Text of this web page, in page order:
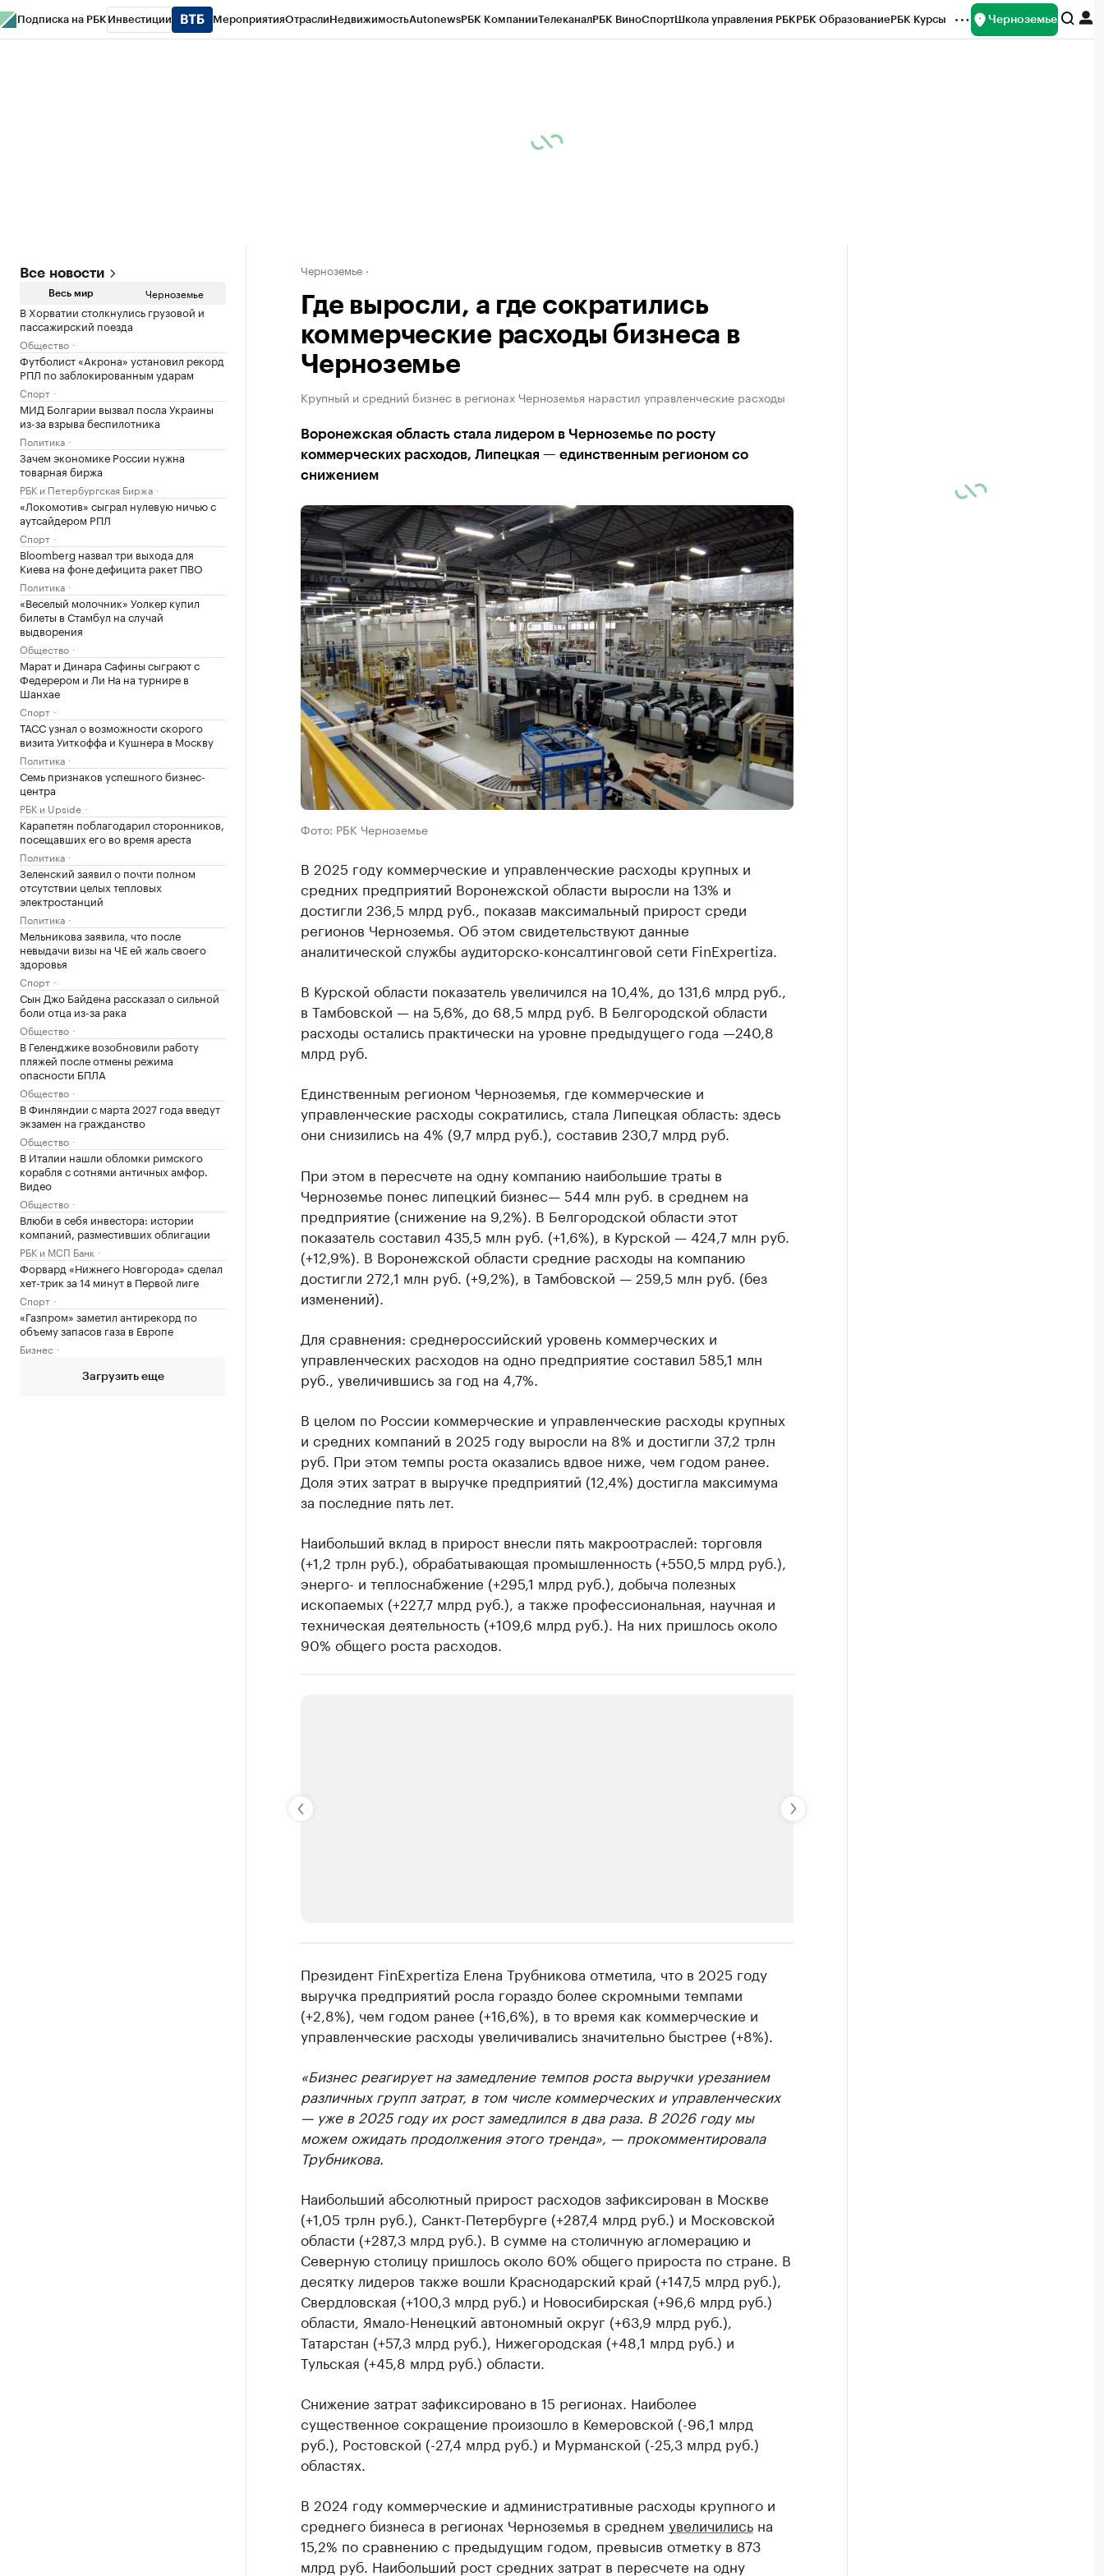
Подписка на РБК Инвестиции МероприятияОтраслиНедвижимостьAutonewsРБК КомпанииТелеканалРБК ВиноСпортШкола управления РБКРБК ОбразованиеРБК Курсы Черноземье
Все новости
Весь мир Черноземье
В Хорватии столкнулись грузовой и
пассажирский поезда
Общество
Футболист «Акрона» установил рекорд
РПЛ по заблокированным ударам
Спорт
МИД Болгарии вызвал посла Украины
из-за взрыва беспилотника
Политика
Зачем экономике России нужна
товарная биржа
РБК и Петербургская Биржа
«Локомотив» сыграл нулевую ничью с
аутсайдером РПЛ
Спорт
Bloomberg назвал три выхода для
Киева на фоне дефицита ракет ПВО
Политика
«Веселый молочник» Уолкер купил
билеты в Стамбул на случай
выдворения
Общество
Марат и Динара Сафины сыграют с
Федерером и Ли На на турнире в
Шанхае
Спорт
ТАСС узнал о возможности скорого
визита Уиткоффа и Кушнера в Москву
Политика
Семь признаков успешного бизнес-
центра
РБК и Upside
Карапетян поблагодарил сторонников,
посещавших его во время ареста
Политика
Зеленский заявил о почти полном
отсутствии целых тепловых
электростанций
Политика
Мельникова заявила, что после
невыдачи визы на ЧЕ ей жаль своего
здоровья
Спорт
Сын Джо Байдена рассказал о сильной
боли отца из-за рака
Общество
В Геленджике возобновили работу
пляжей после отмены режима
опасности БПЛА
Общество
В Финляндии с марта 2027 года введут
экзамен на гражданство
Общество
В Италии нашли обломки римского
корабля с сотнями античных амфор.
Видео
Общество
Влюби в себя инвестора: истории
компаний, разместивших облигации
РБК и МСП Банк
Форвард «Нижнего Новгорода» сделал
хет-трик за 14 минут в Первой лиге
Спорт
«Газпром» заметил антирекорд по
объему запасов газа в Европе
Бизнес
Загрузить еще
Черноземье
Где выросли, а где сократились
коммерческие расходы бизнеса в
Черноземье
Крупный и средний бизнес в регионах Черноземья нарастил управленческие расходы
Воронежская область стала лидером в Черноземье по росту
коммерческих расходов, Липецкая — единственным регионом со
снижением
Фото: РБК Черноземье
В 2025 году коммерческие и управленческие расходы крупных и
средних предприятий Воронежской области выросли на 13% и
достигли 236,5 млрд руб., показав максимальный прирост среди
регионов Черноземья. Об этом свидетельствуют данные
аналитической службы аудиторско-консалтинговой сети FinExpertiza.
В Курской области показатель увеличился на 10,4%, до 131,6 млрд руб.,
в Тамбовской — на 5,6%, до 68,5 млрд руб. В Белгородской области
расходы остались практически на уровне предыдущего года —240,8
млрд руб.
Единственным регионом Черноземья, где коммерческие и
управленческие расходы сократились, стала Липецкая область: здесь
они снизились на 4% (9,7 млрд руб.), составив 230,7 млрд руб.
При этом в пересчете на одну компанию наибольшие траты в
Черноземье понес липецкий бизнес— 544 млн руб. в среднем на
предприятие (снижение на 9,2%). В Белгородской области этот
показатель составил 435,5 млн руб. (+1,6%), в Курской — 424,7 млн руб.
(+12,9%). В Воронежской области средние расходы на компанию
достигли 272,1 млн руб. (+9,2%), в Тамбовской — 259,5 млн руб. (без
изменений).
Для сравнения: среднероссийский уровень коммерческих и
управленческих расходов на одно предприятие составил 585,1 млн
руб., увеличившись за год на 4,7%.
В целом по России коммерческие и управленческие расходы крупных
и средних компаний в 2025 году выросли на 8% и достигли 37,2 трлн
руб. При этом темпы роста оказались вдвое ниже, чем годом ранее.
Доля этих затрат в выручке предприятий (12,4%) достигла максимума
за последние пять лет.
Наибольший вклад в прирост внесли пять макроотраслей: торговля
(+1,2 трлн руб.), обрабатывающая промышленность (+550,5 млрд руб.),
энерго- и теплоснабжение (+295,1 млрд руб.), добыча полезных
ископаемых (+227,7 млрд руб.), а также профессиональная, научная и
техническая деятельность (+109,6 млрд руб.). На них пришлось около
90% общего роста расходов.
Делитесь новостями бизнеса на РБК
Управляйте страницей компании и развивайте личные бренды спикеров бизнеса
Президент FinExpertiza Елена Трубникова отметила, что в 2025 году
выручка предприятий росла гораздо более скромными темпами
(+2,8%), чем годом ранее (+16,6%), в то время как коммерческие и
управленческие расходы увеличивались значительно быстрее (+8%).
«Бизнес реагирует на замедление темпов роста выручки урезанием
различных групп затрат, в том числе коммерческих и управленческих
— уже в 2025 году их рост замедлился в два раза. В 2026 году мы
можем ожидать продолжения этого тренда», — прокомментировала
Трубникова.
Наибольший абсолютный прирост расходов зафиксирован в Москве
(+1,05 трлн руб.), Санкт-Петербурге (+287,4 млрд руб.) и Московской
области (+287,3 млрд руб.). В сумме на столичную агломерацию и
Северную столицу пришлось около 60% общего прироста по стране. В
десятку лидеров также вошли Краснодарский край (+147,5 млрд руб.),
Свердловская (+100,3 млрд руб.) и Новосибирская (+96,6 млрд руб.)
области, Ямало-Ненецкий автономный округ (+63,9 млрд руб.),
Татарстан (+57,3 млрд руб.), Нижегородская (+48,1 млрд руб.) и
Тульская (+45,8 млрд руб.) области.
Снижение затрат зафиксировано в 15 регионах. Наиболее
существенное сокращение произошло в Кемеровской (-96,1 млрд
руб.), Ростовской (-27,4 млрд руб.) и Мурманской (-25,3 млрд руб.)
областях.
В 2024 году коммерческие и административные расходы крупного и
среднего бизнеса в регионах Черноземья в среднем увеличилисьна
15,2% по сравнению с предыдущим годом, превысив отметку в 873
млрд руб. Наибольший рост средних затрат в пересчете на одну